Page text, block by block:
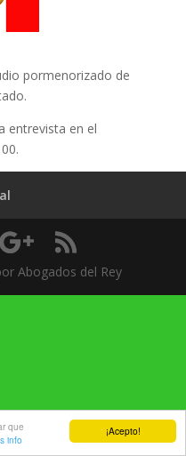
¡Acepto!
que
info
pormenorizado de
entrevista en el
Abogados del Rey